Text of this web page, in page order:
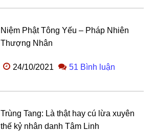
Niệm Phật Tông Yếu – Pháp Nhiên
Thượng Nhân
24/10/2021 51 Bình luận
Trùng Tang: Là thật hay cú lừa xuyên
thế kỷ nhân danh Tâm Linh